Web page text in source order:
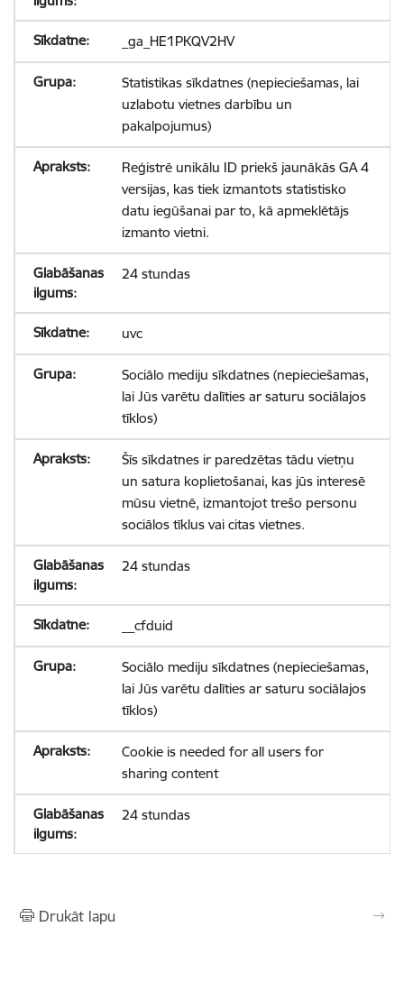
_ga_HE1PKQV2HV
Statistikas sīkdatnes (nepieciešamas, lai
uzlabotu vietnes darbību un
pakalpojumus)
Reģistrē unikālu ID priekš jaunākās GA 4
versijas, kas tiek izmantots statistisko
datu iegūšanai par to, kā apmeklētājs
izmanto vietni.
24 stundas
uvc
Sociālo mediju sīkdatnes (nepieciešamas,
lai Jūs varētu dalīties ar saturu sociālajos
tīklos)
Šīs sīkdatnes ir paredzētas tādu vietņu
un satura koplietošanai, kas jūs interesē
mūsu vietnē, izmantojot trešo personu
sociālos tīklus vai citas vietnes.
24 stundas
__cfduid
Sociālo mediju sīkdatnes (nepieciešamas,
lai Jūs varētu dalīties ar saturu sociālajos
tīklos)
Cookie is needed for all users for
sharing content
24 stundas
Drukāt lapu